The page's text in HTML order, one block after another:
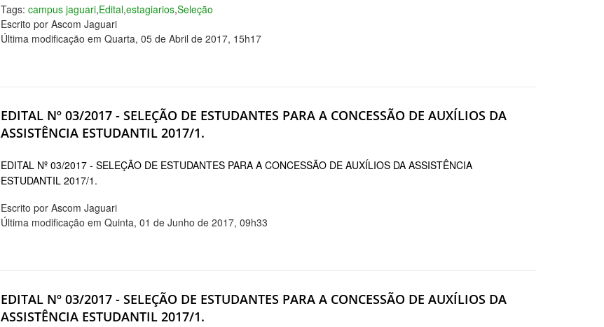
Tags:campus jaguari,Edital,estagiarios,Seleção
Escrito por Ascom Jaguari
Última modificação em Quarta, 05 de Abril de 2017, 15h17
EDITAL Nº 03/2017 - SELEÇÃO DE ESTUDANTES PARA A CONCESSÃO DE AUXÍLIOS DA
ASSISTÊNCIA ESTUDANTIL 2017/1.
EDITAL Nº 03/2017 - SELEÇÃO DE ESTUDANTES PARA A CONCESSÃO DE AUXÍLIOS DA ASSISTÊNCIA
ESTUDANTIL 2017/1.
Escrito por Ascom Jaguari
Última modificação em Quinta, 01 de Junho de 2017, 09h33
EDITAL Nº 03/2017 - SELEÇÃO DE ESTUDANTES PARA A CONCESSÃO DE AUXÍLIOS DA
ASSISTÊNCIA ESTUDANTIL 2017/1.